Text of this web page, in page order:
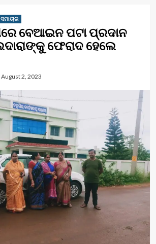
ସମାଚାର
ବେଆଇନ ପଟା ପ୍ରଦାନ
ଫେରାଦ ହେଲେ
August 2, 2023